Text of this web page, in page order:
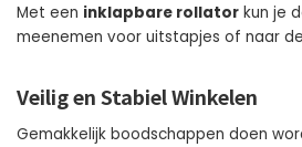
Met een inklapbare rollator kun je
meenemen voor uitstapjes of naar
Veilig en Stabiel Winkelen
Gemakkelijk boodschappen doen